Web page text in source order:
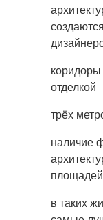
коридоры
отделкой
трёх
наличие
в таких